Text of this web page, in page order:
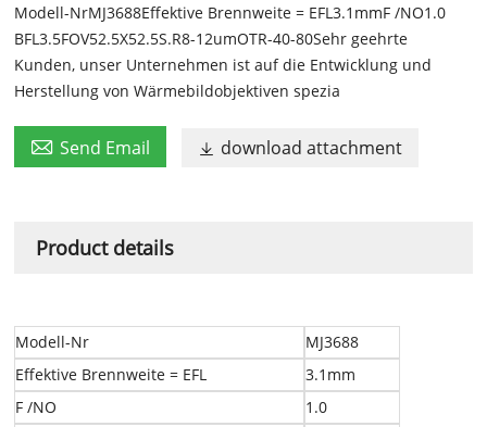
Modell-NrMJ3688Effektive Brennweite = EFL3.1mmF /NO1.0
BFL3.5FOV52.5X52.5S.R8-12umOTR-40-80Sehr geehrte
Kunden, unser Unternehmen ist auf die Entwicklung und
Herstellung von Wärmebildobjektiven spezia
 Send Email  download attachment
Product details
Modell-Nr
MJ3688
Effektive Brennweite = EFL
3.1mm
F /NO
1.0